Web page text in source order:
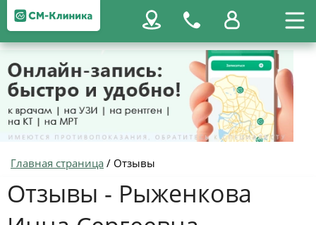
Главная страница / Отзывы
Отзывы - Рыженкова